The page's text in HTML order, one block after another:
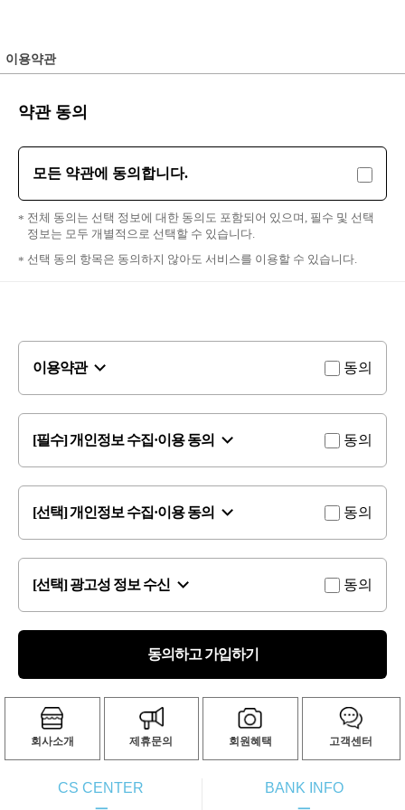
이용약관
약관 동의
모든 약관에 동의합니다.
전체 동의는 선택 정보에 대한 동의도 포함되어 있으며, 필수 및 선택
정보는 모두 개별적으로 선택할 수 있습니다.
선택 동의 항목은 동의하지 않아도 서비스를 이용할 수 있습니다.
이용약관 동의
[필수] 개인정보 수집·이용 동의 동의
[선택] 개인정보 수집·이용 동의 동의
[선택] 광고성 정보 수신 동의
동의하고 가입하기
회사소개 제휴문의 회원혜택 고객센터
CS CENTER
ㅡ
BANK INFO
ㅡ